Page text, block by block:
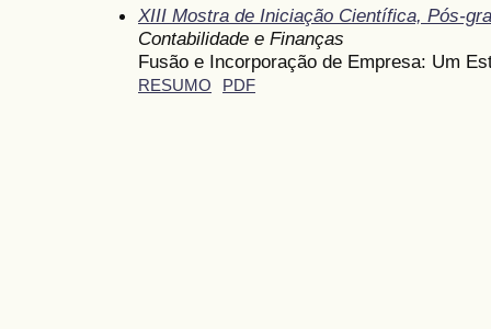
XIII Mostra de Iniciação Científica, Pós-
Contabilidade e Finanças
Fusão e Incorporação de Empresa: Um
RESUMO PDF